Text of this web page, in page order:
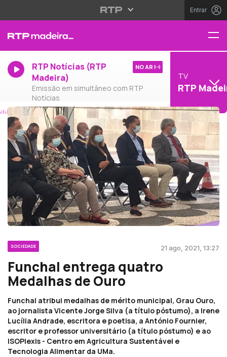
Entrar
RTP Notícias (RTP
Madeira)
Emissão em simultâneo com RTP
Notícias
NO AR
TV
RTP
SOCIEDADE 21 ago, 2021, 13:27
Funchal entrega quatro
Medalhas de Ouro
Funchal atribui medalhas de mérito municipal, Grau Ouro,
ao jornalista Vicente Jorge Silva (a título póstumo), a Irene
Lucília Andrade, escritora e poetisa, a António Fournier,
escritor e professor universitário (a título póstumo) e ao
ISOPlexis - Centro em Agricultura Sustentável e
Tecnologia Alimentar da UMa.